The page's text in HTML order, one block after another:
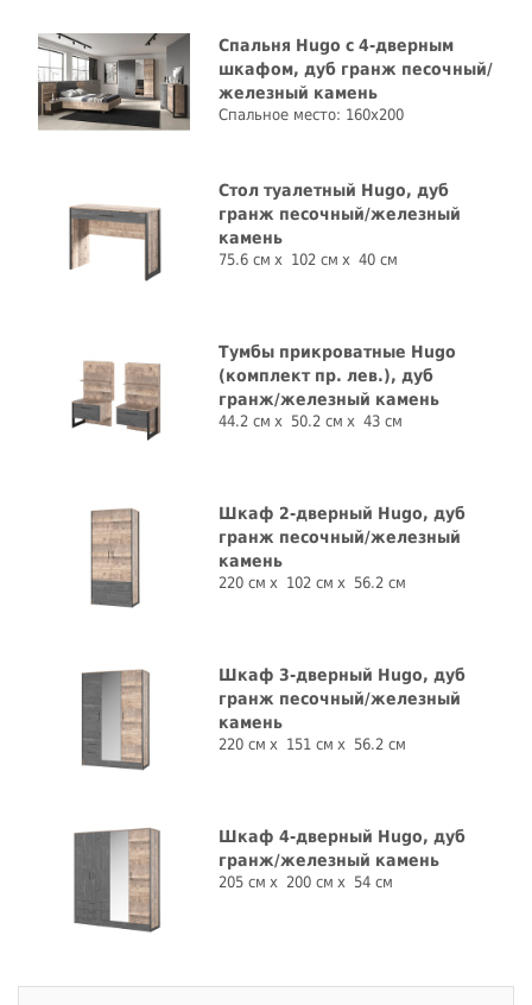
Спальня Hugo с 4-дверным
шкафом, дуб гранж песочный/
железный камень
Спальное место: 160x200
Стол туалетный Hugo, дуб
гранж песочный/железный
камень
75.6 см 102 см 40 см
Тумбы прикроватные Hugo
(комплект пр. лев.), дуб
гранж/железный камень
44.2 см 50.2 см 43 см
Шкаф 2-дверный Hugo, дуб
гранж песочный/железный
камень
220 см 102 см 56.2 см
Шкаф 3-дверный Hugo, дуб
гранж песочный/железный
камень
220 см 151 см 56.2 см
Шкаф 4-дверный Hugo, дуб
гранж/железный камень
205 см 200 см 54 см